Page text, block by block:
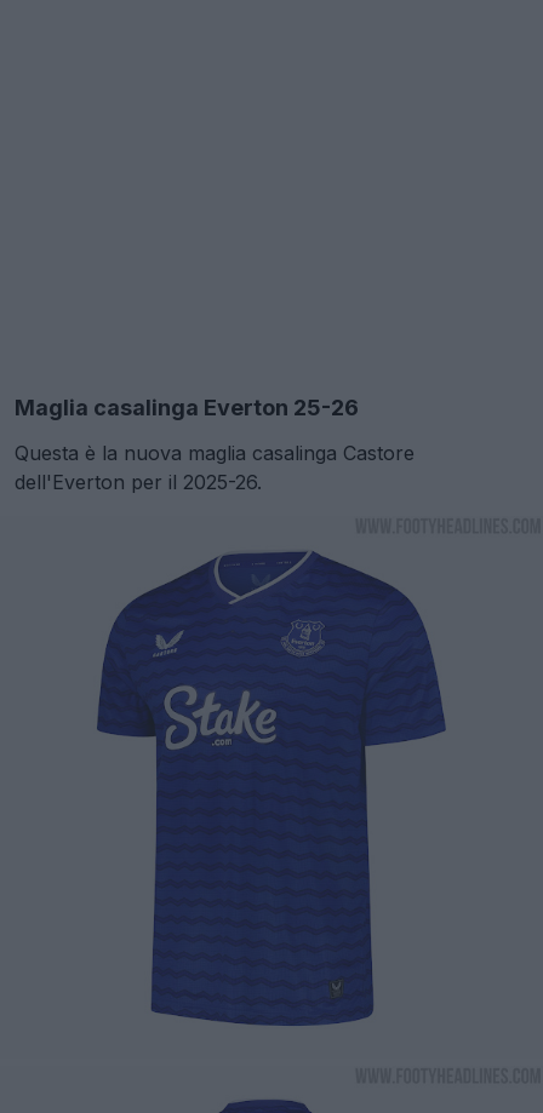
Maglia casalinga Everton 25-26
Questa è la nuova maglia casalinga Castore
dell'Everton per il 2025-26.